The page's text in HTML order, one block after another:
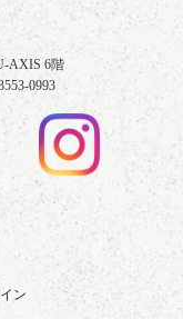
AXIS 6階
0993
ン